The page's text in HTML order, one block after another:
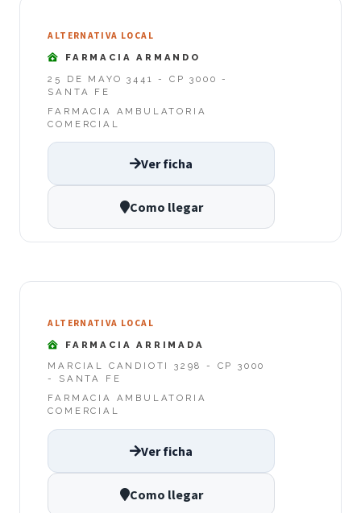
ALTERNATIVA LOCAL
FARMACIA ARMANDO
25 DE MAYO 3441 - CP 3000 -
SANTA FE
FARMACIA AMBULATORIA
COMERCIAL
Ver ficha
Como llegar
ALTERNATIVA LOCAL
FARMACIA ARRIMADA
MARCIAL CANDIOTI 3298 - CP 3000
- SANTA FE
FARMACIA AMBULATORIA
COMERCIAL
Ver ficha
Como llegar